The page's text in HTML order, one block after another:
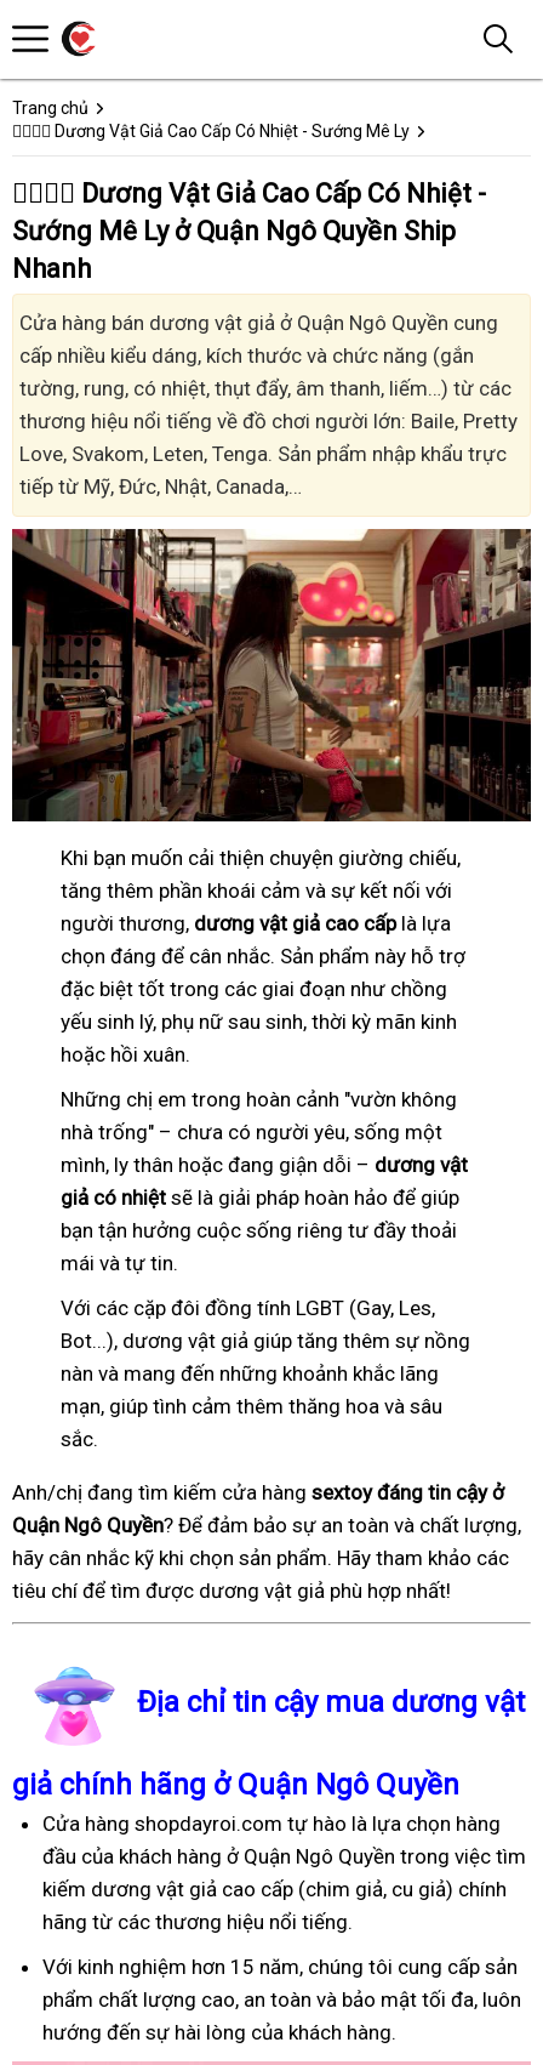
Trang chủ
👩‍❤️‍💋‍👨 Dương Vật Giả Cao Cấp Có Nhiệt - Sướng Mê Ly
👩‍❤️‍💋‍👨 Dương Vật Giả Cao Cấp Có Nhiệt -
Sướng Mê Ly ở Quận Ngô Quyền Ship
Nhanh
Cửa hàng bán dương vật giả ở Quận Ngô Quyền cung
cấp nhiều kiểu dáng, kích thước và chức năng (gắn
tường, rung, có nhiệt, thụt đẩy, âm thanh, liếm…) từ các
thương hiệu nổi tiếng về đồ chơi người lớn: Baile, Pretty
Love, Svakom, Leten, Tenga. Sản phẩm nhập khẩu trực
tiếp từ Mỹ, Đức, Nhật, Canada,…
Khi bạn muốn cải thiện chuyện giường chiếu,
tăng thêm phần khoái cảm và sự kết nối với
người thương, dương vật giả cao cấplà lựa
chọn đáng để cân nhắc. Sản phẩm này hỗ trợ
đặc biệt tốt trong các giai đoạn như chồng
yếu sinh lý, phụ nữ sau sinh, thời kỳ mãn kinh
hoặc hồi xuân.
Những chị em trong hoàn cảnh "vườn không
nhà trống" – chưa có người yêu, sống một
mình, ly thân hoặc đang giận dỗi – dương vật
giả có nhiệt sẽ là giải pháp hoàn hảo để giúp
bạn tận hưởng cuộc sống riêng tư đầy thoải
mái và tự tin.
Với các cặp đôi đồng tính LGBT (Gay, Les,
Bot...), dương vật giả giúp tăng thêm sự nồng
nàn và mang đến những khoảnh khắc lãng
mạn, giúp tình cảm thêm thăng hoa và sâu
sắc.
Anh/chị đang tìm kiếm cửa hàng sextoy đáng tin cậy ở
Quận Ngô Quyền? Để đảm bảo sự an toàn và chất lượng,
hãy cân nhắc kỹ khi chọn sản phẩm. Hãy tham khảo các
tiêu chí để tìm được dương vật giả phù hợp nhất!
Địa chỉ tin cậy mua dương vật
giả chính hãng ở Quận Ngô Quyền
Cửa hàng shopdayroi.com tự hào là lựa chọn hàng
đầu của khách hàng ở Quận Ngô Quyền trong việc tìm
kiếm dương vật giả cao cấp (chim giả, cu giả) chính
hãng từ các thương hiệu nổi tiếng.
Với kinh nghiệm hơn 15 năm, chúng tôi cung cấp sản
phẩm chất lượng cao, an toàn và bảo mật tối đa, luôn
hướng đến sự hài lòng của khách hàng.